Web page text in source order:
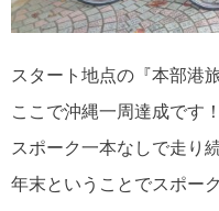
スタート地点の『本部港
ここで沖縄一周達成です！
スポーク一本なしで走り
年末ということでスポー